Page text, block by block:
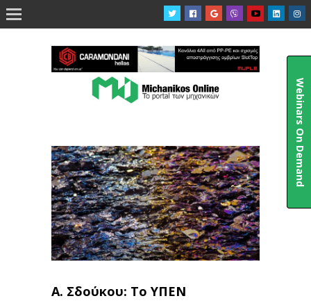

Α. Σδούκου: Το ΥΠΕΝ
Webinars On Demand